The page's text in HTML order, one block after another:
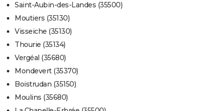
Saint-Aubin-des-Landes (35500)
Moutiers (35130)
Visseiche (35130)
Thourie (35134)
Vergéal (35680)
Mondevert (35370)
Boistrudan (35150)
Moulins (35680)